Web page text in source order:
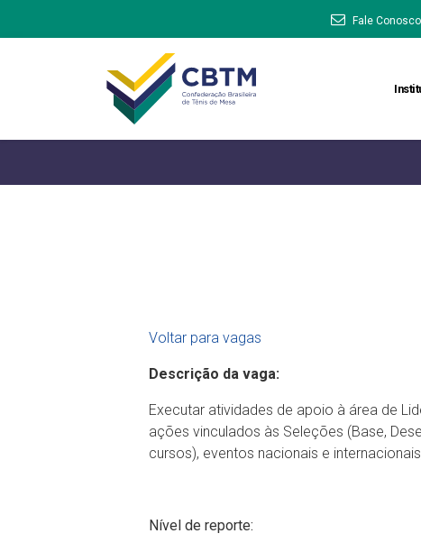
Fale Conosco
Voltar para vagas
Descrição da vaga:
Executar atividades de apoio à área de
ações vinculados às Seleções (Base,
cursos), eventos nacionais e
Nível de reporte: